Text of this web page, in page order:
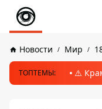
Новости Мир
ТОПТЕМЫ: ⚠️